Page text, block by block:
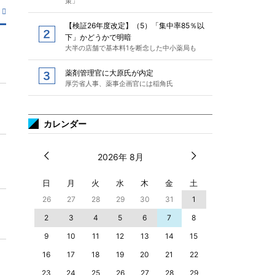
【検証26年度改定】（5）「集中率85％以
下」かどうかで明暗
大半の店舗で基本料1を断念した中小薬局も
薬剤管理官に大原氏が内定
厚労省人事、薬事企画官には稲角氏
カレンダー
2026年 8月
日 月 火 水 木 金 土
26 27 28 29 30 31
1
2
3 4 5 6 7
8
9
10 11 12 13 14
15
16
17 18 19 20 21
22
23
24 25 26 27 28 29